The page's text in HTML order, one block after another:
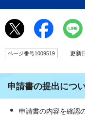
ページ番号1009519 更新
申請書の提出につ
申請書の内容を確認